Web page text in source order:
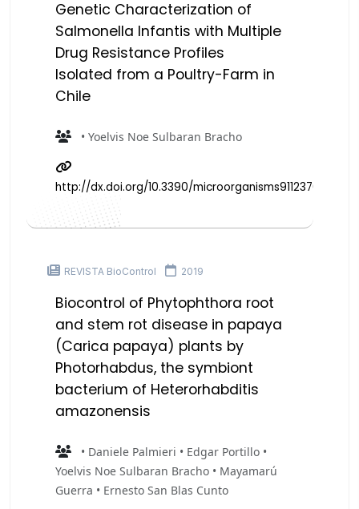
Genetic Characterization of
Salmonella Infantis with Multiple
Drug Resistance Profiles
Isolated from a Poultry-Farm in
Chile
• Yoelvis Noe Sulbaran Bracho
http://dx.doi.org/10.3390/microorganisms9112370
REVISTA BioControl 2019
Biocontrol of Phytophthora root
and stem rot disease in papaya
(Carica papaya) plants by
Photorhabdus, the symbiont
bacterium of Heterorhabditis
amazonensis
• Daniele Palmieri • Edgar Portillo •
Yoelvis Noe Sulbaran Bracho • Mayamarú
Guerra • Ernesto San Blas Cunto